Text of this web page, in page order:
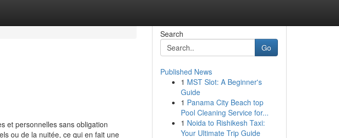
et personnelles sans obligation
ou de la nuitée, ce qui en fait une
Search
Go
Published News
1 MST Slot: A Beginner's
Guide
1 Panama City Beach top
Pool Cleaning Service for...
1 Noida to Rishikesh Taxi:
Your Ultimate Trip Guide